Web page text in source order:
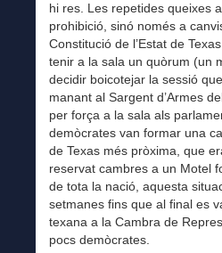
hi res. Les repetides queixes
prohibició, sinó només a
Constitució de l’Estat de
tenir a la sala un quòrum (un
decidir boicotejar la sessió
manant al Sargent d’Armes
per força a la sala als
demòcrates van formar una
de Texas més pròxima, que
reservat cambres a un Motel
de tota la nació, aquesta
setmanes fins que al final es
texana a la Cambra de
pocs demòcrates.